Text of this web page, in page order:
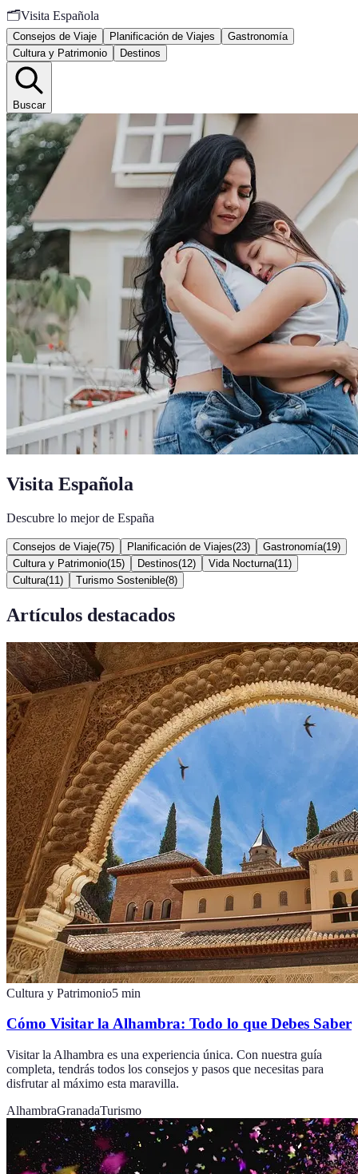
🗂️Visita Española
Consejos de Viaje Planificación de Viajes
Gastronomía
Cultura y Patrimonio
Destinos
Buscar
Visita Española
Descubre lo mejor de España
Consejos de Viaje(75) Planificación de Viajes(23) Gastronomía(19)
Cultura y Patrimonio(15) Destinos(12) Vida Nocturna(11 )
Cultura(11 ) Turismo Sostenible(8)
Artículos destacados
Cultura y Patrimonio5 min
Cómo Visitar la Alhambra: Todo lo que Debes Saber
Visitar la Alhambra es una experiencia única. Con nuestra guía
completa, tendrás todos los consejos y pasos que necesitas para
disfrutar al máximo esta maravilla.
AlhambraGranadaTurismo